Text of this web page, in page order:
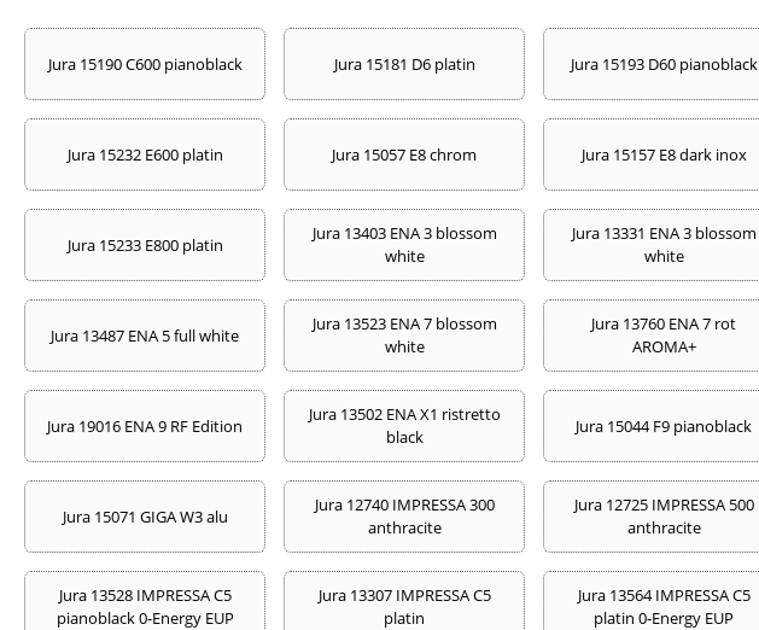
Jura 15190 C600 pianoblack Jura 15181 D6 platin Jura 15193 D60 pianoblack
Jura 15232 E600 platin Jura 15057 E8 chrom Jura 15157 E8 dark inox
Jura 15233 E800 platin
Jura 13403 ENA 3 blossom
white
Jura 13331 ENA 3 blossom
white
Jura 13487 ENA 5 full white
Jura 13523 ENA 7 blossom
white
Jura 13760 ENA 7 rot
AROMA+
Jura 19016 ENA 9 RF Edition
Jura 13502 ENA X1 ristretto
black
Jura 15044 F9 pianoblack
Jura 15071 GIGA W3 alu
Jura 12740 IMPRESSA 300
anthracite
Jura 12725 IMPRESSA 500
anthracite
Jura 13528 IMPRESSA C5
pianoblack 0-Energy EUP
Jura 13307 IMPRESSA C5
platin
Jura 13564 IMPRESSA C5
platin 0-Energy EUP